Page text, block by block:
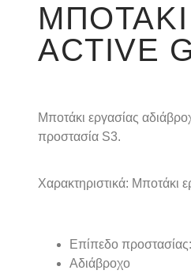
ACTIVE
Μποτάκι εργασίας
προστασία S3.
Χαρακτηριστικά: Μποτάκι
Επίπεδο
Αδιάβροχο